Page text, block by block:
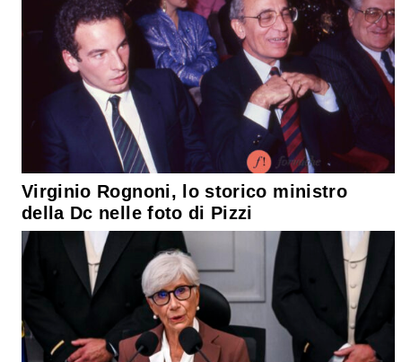
Virginio Rognoni, lo storico ministro
della Dc nelle foto di Pizzi